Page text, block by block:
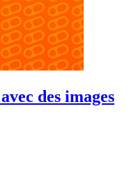
des images